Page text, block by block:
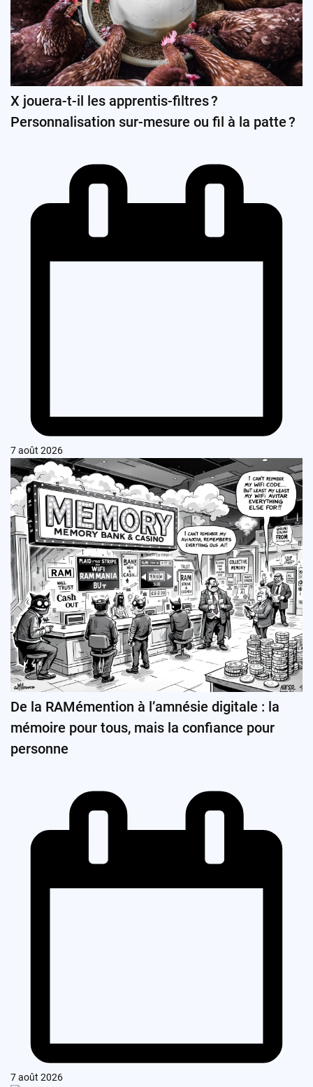
X jouera-t-il les apprentis-filtres ?
Personnalisation sur-mesure ou fil à la patte ?
7 août 2026
De la RAMémention à l’amnésie digitale : la
mémoire pour tous, mais la confiance pour
personne
7 août 2026